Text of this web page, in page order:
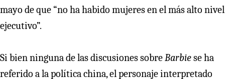
mayo de que “no ha habido mujeres en el más alto nivel
ejecutivo”.
Si bien ninguna de las discusiones sobre Barbiese ha
referido a la política china, el personaje interpretado